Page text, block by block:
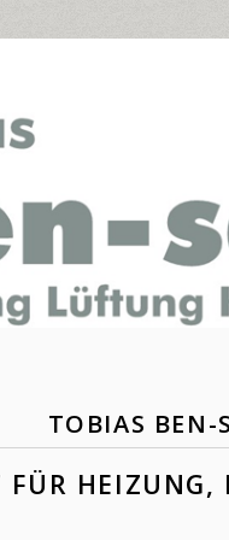
TOBIAS BEN-
FÜR